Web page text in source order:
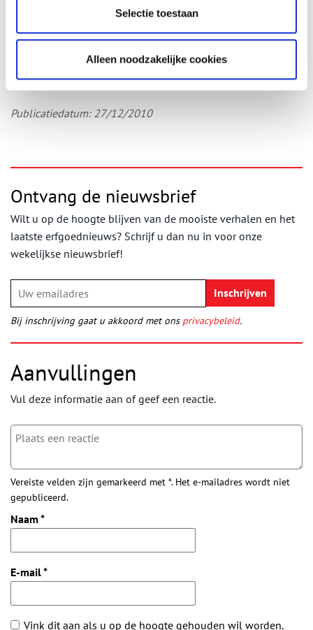
Selectie toestaan
Alleen noodzakelijke cookies
mysteries rond deze zilveren schaal worden opgelost.
Auteur:Tanja Schermerhorn i.s.m. Christi Klinkert (deze tekst is
een bewerking van:Bijdrage Bulletin Vereniging Rembrandt 20
(2010) door Christi M. Klinkert, conservator Stedelijk Museum
Alkmaar)
Publicatiedatum: 27/12/2010
Ontvang de nieuwsbrief
Wilt u op de hoogte blijven van de mooiste verhalen en het
laatste erfgoednieuws? Schrijf u dan nu in voor onze
wekelijkse nieuwsbrief!
Bij inschrijving gaat u akkoord met ons privacybeleid.
Aanvullingen
Vul deze informatie aan of geef een reactie.
Vereiste velden zijn gemarkeerd met *. Het e-mailadres wordt niet
gepubliceerd.
Naam *
E-mail*
Vink dit aan als u op de hoogte gehouden wil worden.